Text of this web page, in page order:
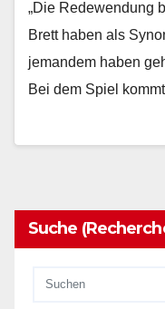
„Die Redewendung
Brett haben als
jemandem haben
Bei dem Spiel
Suche